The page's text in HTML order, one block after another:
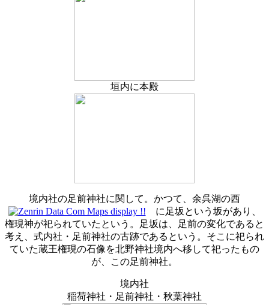
垣内に本殿
境内社の足前神社に関して。かつて、余呉湖の西
に足坂という坂があり、
権現神が祀られていたという。足坂は、足前の変化であると
考え、式内社・足前神社の古跡であるという。そこに祀られ
ていた蔵王権現の石像を北野神社境内へ移して祀ったもの
が、この足前神社。
境内社
稲荷神社・足前神社・秋葉神社